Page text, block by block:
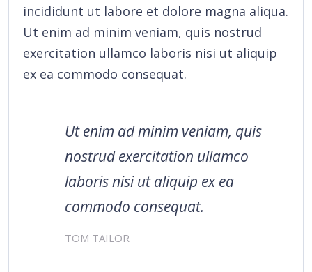
incididunt ut labore et dolore magna aliqua.
Ut enim ad minim veniam, quis nostrud
exercitation ullamco laboris nisi ut aliquip
ex ea commodo consequat.
Ut enim ad minim veniam, quis
nostrud exercitation ullamco
laboris nisi ut aliquip ex ea
commodo consequat.
TOM TAILOR